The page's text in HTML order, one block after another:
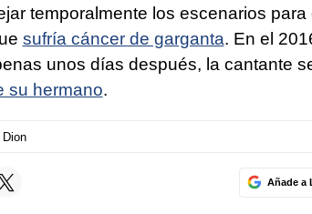
temporalmente los escenarios
sufría cáncer de garganta. En el
unos días después, la cantante
su hermano.
Añade a